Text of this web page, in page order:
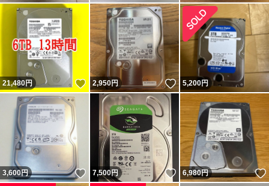
21,480円 いいね！
2,950円 いいね！
5,200円
3,600円 いいね！
7,500円 いいね！
6,980円